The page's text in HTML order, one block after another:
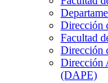
Dirección
Facultad
Dirección
Dirección
(DAPE)